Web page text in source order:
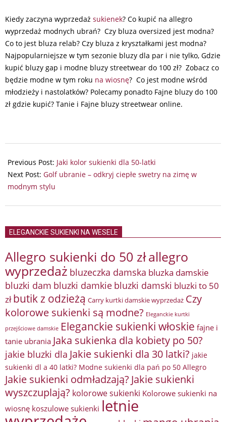
Kiedy zaczyna wyprzedaż sukienek? Co kupić na allegro
wyprzedaż modnych ubrań? Czy bluza oversized jest modna?
Co to jest bluza relab? Czy bluza z kryształkami jest modna?
Najpopularniejsze w tym sezonie bluzy dla par i nie tylko, Gdzie
kupić bluzy gap i modne bluzy streetwear do 100 zł? Zobacz co
będzie modne w tym roku na wiosnę? Co jest modne wśród
młodzieży i nastolatków? Polecamy ponadto Fajne bluzy do 100
zł gdzie kupić? Tanie i Fajne bluzy streetwear online.
10-
17
Previous Post: Jaki kolor sukienki dla 50-latki
Next Post: Golf ubranie – odkryj ciepłe swetry na zimę w
modnym stylu
ELEGANCKIE SUKIENKI NA WESELE
Allegro sukienki do 50 złallegro
wyprzedaż bluzeczka damska bluzka damskie
bluzki dam bluzki damkie bluzki damski bluzki to 50
zł butik z odzieżą Carry kurtki damskie wyprzedaż Czy
kolorowe sukienki są modne? Eleganckie kurtki
przejściowe damskie Eleganckie sukienki włoskie fajne i
tanie ubrania Jaka sukienka dla kobiety po 50?
jakie bluzki dla Jakie sukienki dla 30 latki? jakie
sukienki dl a 40 latki? Modne sukienki dla pań po 50 Allegro
Jakie sukienki odmładzają? Jakie sukienki
wyszczuplają? kolorowe sukienki Kolorowe sukienki na
wiosnę koszulowe sukienki letnie